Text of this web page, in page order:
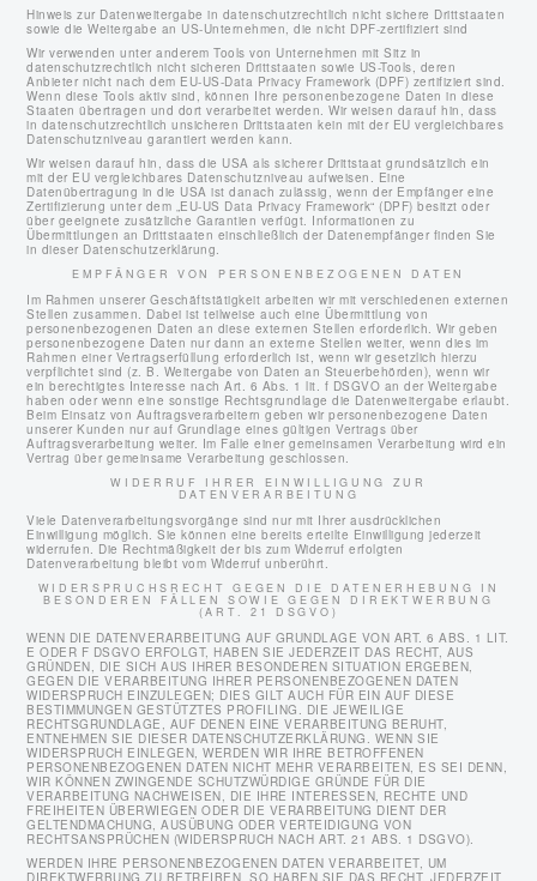
Hinweis zur Datenweitergabe in datenschutzrechtlich nicht sichere Drittstaaten
sowie die Weitergabe an US-Unternehmen, die nicht DPF-zertifiziert sind
Wir verwenden unter anderem Tools von Unternehmen mit Sitz in
datenschutzrechtlich nicht sicheren Drittstaaten sowie US-Tools, deren
Anbieter nicht nach dem EU-US-Data Privacy Framework (DPF) zertifiziert sind.
Wenn diese Tools aktiv sind, können Ihre personenbezogene Daten in diese
Staaten übertragen und dort verarbeitet werden. Wir weisen darauf hin, dass
in datenschutzrechtlich unsicheren Drittstaaten kein mit der EU vergleichbares
Datenschutzniveau garantiert werden kann.
Wir weisen darauf hin, dass die USA als sicherer Drittstaat grundsätzlich ein
mit der EU vergleichbares Datenschutzniveau aufweisen. Eine
Datenübertragung in die USA ist danach zulässig, wenn der Empfänger eine
Zertifizierung unter dem „EU-US Data Privacy Framework“ (DPF) besitzt oder
über geeignete zusätzliche Garantien verfügt. Informationen zu
Übermittlungen an Drittstaaten einschließlich der Datenempfänger finden Sie
in dieser Datenschutzerklärung.
EMPFÄNGER VON PERSONENBEZOGENEN DATEN
Im Rahmen unserer Geschäftstätigkeit arbeiten wir mit verschiedenen externen
Stellen zusammen. Dabei ist teilweise auch eine Übermittlung von
personenbezogenen Daten an diese externen Stellen erforderlich. Wir geben
personenbezogene Daten nur dann an externe Stellen weiter, wenn dies im
Rahmen einer Vertragserfüllung erforderlich ist, wenn wir gesetzlich hierzu
verpflichtet sind (z. B. Weitergabe von Daten an Steuerbehörden), wenn wir
ein berechtigtes Interesse nach Art. 6 Abs. 1 lit. f DSGVO an der Weitergabe
haben oder wenn eine sonstige Rechtsgrundlage die Datenweitergabe erlaubt.
Beim Einsatz von Auftragsverarbeitern geben wir personenbezogene Daten
unserer Kunden nur auf Grundlage eines gültigen Vertrags über
Auftragsverarbeitung weiter. Im Falle einer gemeinsamen Verarbeitung wird ein
Vertrag über gemeinsame Verarbeitung geschlossen.
WIDERRUF IHRER EINWILLIGUNG ZUR
DATENVERARBEITUNG
Viele Datenverarbeitungsvorgänge sind nur mit Ihrer ausdrücklichen
Einwilligung möglich. Sie können eine bereits erteilte Einwilligung jederzeit
widerrufen. Die Rechtmäßigkeit der bis zum Widerruf erfolgten
Datenverarbeitung bleibt vom Widerruf unberührt.
WIDERSPRUCHSRECHT GEGEN DIE DATENERHEBUNG IN
BESONDEREN FÄLLEN SOWIE GEGEN DIREKTWERBUNG
(ART. 21 DSGVO)
WENN DIE DATENVERARBEITUNG AUF GRUNDLAGE VON ART. 6 ABS. 1 LIT.
E ODER F DSGVO ERFOLGT, HABEN SIE JEDERZEIT DAS RECHT, AUS
GRÜNDEN, DIE SICH AUS IHRER BESONDEREN SITUATION ERGEBEN,
GEGEN DIE VERARBEITUNG IHRER PERSONENBEZOGENEN DATEN
WIDERSPRUCH EINZULEGEN; DIES GILT AUCH FÜR EIN AUF DIESE
BESTIMMUNGEN GESTÜTZTES PROFILING. DIE JEWEILIGE
RECHTSGRUNDLAGE, AUF DENEN EINE VERARBEITUNG BERUHT,
ENTNEHMEN SIE DIESER DATENSCHUTZERKLÄRUNG. WENN SIE
WIDERSPRUCH EINLEGEN, WERDEN WIR IHRE BETROFFENEN
PERSONENBEZOGENEN DATEN NICHT MEHR VERARBEITEN, ES SEI DENN,
WIR KÖNNEN ZWINGENDE SCHUTZWÜRDIGE GRÜNDE FÜR DIE
VERARBEITUNG NACHWEISEN, DIE IHRE INTERESSEN, RECHTE UND
FREIHEITEN ÜBERWIEGEN ODER DIE VERARBEITUNG DIENT DER
GELTENDMACHUNG, AUSÜBUNG ODER VERTEIDIGUNG VON
RECHTSANSPRÜCHEN (WIDERSPRUCH NACH ART. 21 ABS. 1 DSGVO).
WERDEN IHRE PERSONENBEZOGENEN DATEN VERARBEITET, UM
DIREKTWERBUNG ZU BETREIBEN, SO HABEN SIE DAS RECHT, JEDERZEIT